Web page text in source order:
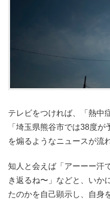
テレビをつければ、「熱中
「埼玉県熊谷市では38度
を煽るようなニュースが流
知人と会えば「アーーー汗
き返るね〜」などと、いか
たのかを自己顕示し、自身